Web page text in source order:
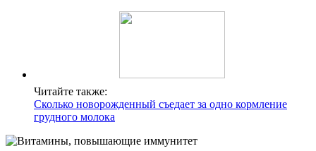
Читайте также:
Сколько новорожденный съедает за одно кормление
грудного молока